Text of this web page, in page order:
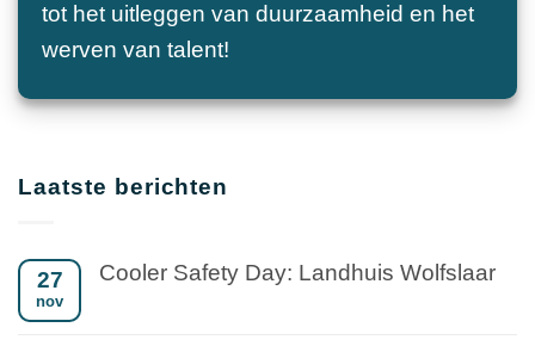
tot het uitleggen van duurzaamheid en het
werven van talent!
Laatste berichten
27
nov
Cooler Safety Day: Landhuis Wolfslaar